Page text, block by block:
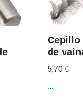
Cepillo
de
5,70€
...